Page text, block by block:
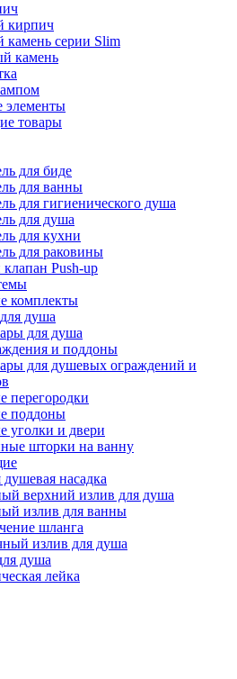
кирпич
камень серии Slim
камень
элементы
товары
для биде
для ванны
для гигиенического душа
для душа
для кухни
для раковины
Push-up
комплекты
душа
для душа
и поддоны
для душевых ограждений и
перегородки
поддоны
уголки и двери
шторки на ванну
насадка
верхний излив для душа
излив для ванны
шланга
излив для душа
душа
лейка